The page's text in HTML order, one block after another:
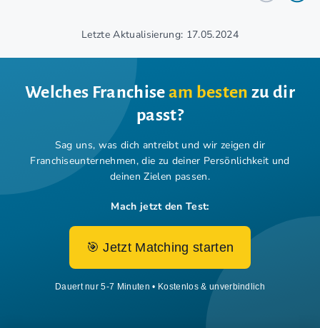
Letzte Aktualisierung: 17.05.2024
Welches Franchiseam besten zu dir
passt?
Sag uns, was dich antreibt und wir zeigen dir
Franchiseunternehmen, die zu deiner Persönlichkeit und
deinen Zielen passen.
Mach jetzt den Test:
🎯 Jetzt Matching starten
Dauert nur 5-7 Minuten • Kostenlos & unverbindlich